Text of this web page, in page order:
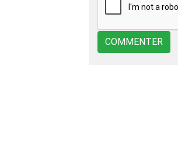
COMMENTER